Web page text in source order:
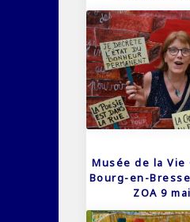
Musée de la
Bourg-en-
ZOA 9